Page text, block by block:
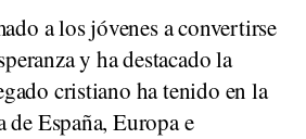
a los jóvenes a convertirse
y ha destacado la
cristiano ha tenido en la
España, Europa e